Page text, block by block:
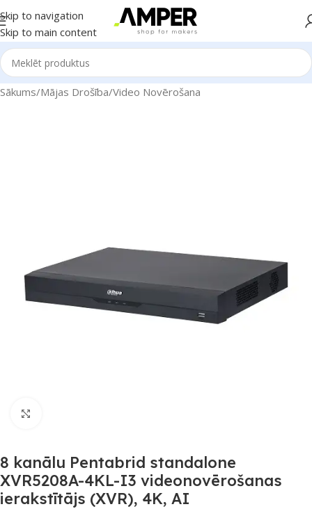
Skip to navigation
Skip to main content
Sākums/Mājas Drošība/Video Novērošana
8 kanālu Pentabrid standalone
XVR5208A-4KL-I3 videonovērošanas
ierakstītājs (XVR), 4K, AI